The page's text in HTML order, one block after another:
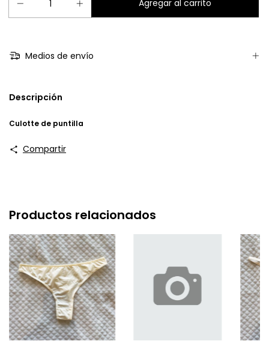
Medios de envío
Descripción
Culotte de puntilla
Compartir
Productos relacionados